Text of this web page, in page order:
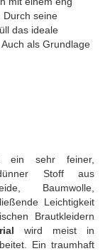
Durch seine
das ideale
als Grundlage
ein sehr feiner,
Stoff aus
Baumwolle,
Leichtigkeit
Brautkleidern
wird meist in
Ein traumhaft